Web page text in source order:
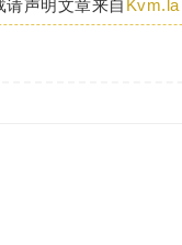
请声明文章来自 Kvm.la